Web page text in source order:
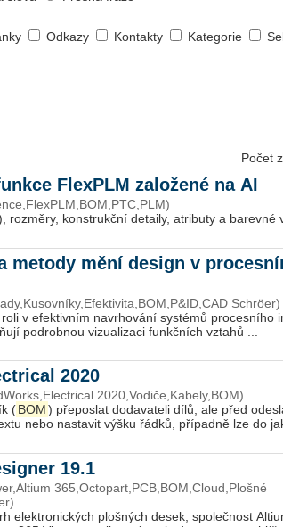
Odkazy Kontakty Kategorie
Počet
FlexPLM založené na AI
metody mění design v
Schröer)
v efek­tiv­ním na­vr­ho­vá­ní sys­té­mů pro­ces­ní­ho
po­drob­nou vi­zu­a­li­za­ci funkč­ních vzta­hů ...
2020
( BOM) pře­po­slat do­da­va­te­li dílů, ale před
ne­bo na­sta­vit výš­ku řád­ků, pří­pad­ně lze do
19.1
365,Octopart,PCB,BOM,Cloud,Plošné
elektronických plošných desek, společnost